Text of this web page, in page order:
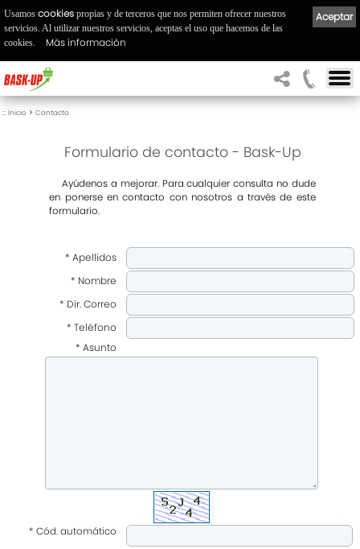
:: Inicio > Contacto
Formulario de contacto - Bask-Up
Ayúdenos a mejorar. Para cualquier consulta no dude
en ponerse en contacto con nosotros a través de este
formulario.
* Apellidos
* Nombre
* Dir. Correo
* Teléfono
* Asunto
* Cód. automático
Aceptar
Usamos cookies propias y de terceros que nos permiten ofrecer nuestros
servicios. Al utilizar nuestros servicios, aceptas el uso que hacemos de las
cookies.
Más información